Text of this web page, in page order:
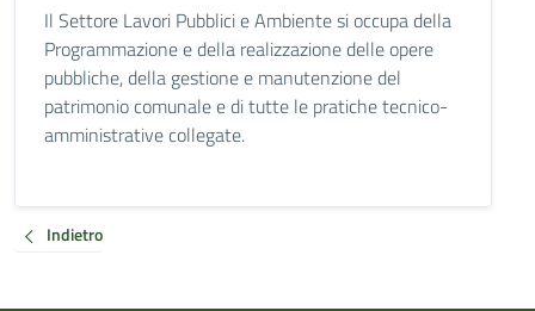
Il Settore Lavori Pubblici e Ambiente si occupa della
Programmazione e della realizzazione delle opere
pubbliche, della gestione e manutenzione del
patrimonio comunale e di tutte le pratiche tecnico-
amministrative collegate.
Indietro